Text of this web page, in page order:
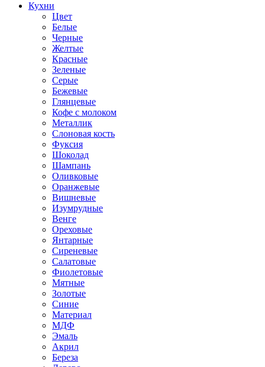
Кухни
Цвет
Белые
Черные
Желтые
Красные
Зеленые
Серые
Бежевые
Глянцевые
Кофе с молоком
Металлик
Слоновая кость
Фуксия
Шоколад
Шампань
Оливковые
Оранжевые
Вишневые
Изумрудные
Венге
Ореховые
Янтарные
Сиреневые
Салатовые
Фиолетовые
Мятные
Золотые
Синие
Материал
МДФ
Эмаль
Акрил
Береза